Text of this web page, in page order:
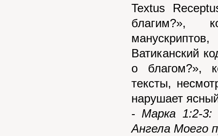
Textus
благим?»,
Ватиканский
о благом?»,
тексты,
нарушает
- Марка 1:2-3:
Ангела Моего